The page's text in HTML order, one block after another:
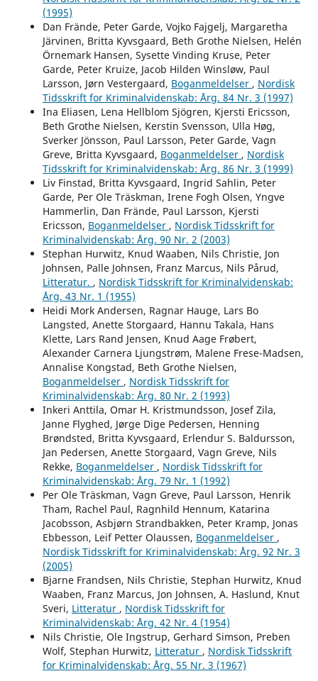
(1995)
Dan Frände, Peter Garde, Vojko Fajgelj, Margaretha
Järvinen, Britta Kyvsgaard, Beth Grothe Nielsen, Helén
Örnemark Hansen, Sysette Vinding Kruse, Peter
Garde, Peter Kruize, Jacob Hilden Winsløw, Paul
Larsson, Jørn Vestergaard, Boganmeldelser , Nordisk
Tidsskrift for Kriminalvidenskab: Årg. 84 Nr. 3 (1997)
Ina Eliasen, Lena Hellblom Sjögren, Kjersti Ericsson,
Beth Grothe Nielsen, Kerstin Svensson, Ulla Høg,
Sverker Jönsson, Paul Larsson, Peter Garde, Vagn
Greve, Britta Kyvsgaard, Boganmeldelser , Nordisk
Tidsskrift for Kriminalvidenskab: Årg. 86 Nr. 3 (1999)
Liv Finstad, Britta Kyvsgaard, Ingrid Sahlin, Peter
Garde, Per Ole Träskman, Irene Fogh Olsen, Yngve
Hammerlin, Dan Frände, Paul Larsson, Kjersti
Ericsson, Boganmeldelser , Nordisk Tidsskrift for
Kriminalvidenskab: Årg. 90 Nr. 2 (2003)
Stephan Hurwitz, Knud Waaben, Nils Christie, Jon
Johnsen, Palle Johnsen, Franz Marcus, Nils Pårud,
Litteratur. , Nordisk Tidsskrift for Kriminalvidenskab:
Årg. 43 Nr. 1 (1955)
Heidi Mork Andersen, Ragnar Hauge, Lars Bo
Langsted, Anette Storgaard, Hannu Takala, Hans
Klette, Lars Rand Jensen, Knud Aage Frøbert,
Alexander Carnera Ljungstrøm, Malene Frese-Madsen,
Annalise Kongstad, Beth Grothe Nielsen,
Boganmeldelser , Nordisk Tidsskrift for
Kriminalvidenskab: Årg. 80 Nr. 2 (1993)
Inkeri Anttila, Omar H. Kristmundsson, Josef Zila,
Janne Flyghed, Jørge Dige Pedersen, Henning
Brøndsted, Britta Kyvsgaard, Erlendur S. Baldursson,
Jan Pedersen, Anette Storgaard, Vagn Greve, Nils
Rekke, Boganmeldelser , Nordisk Tidsskrift for
Kriminalvidenskab: Årg. 79 Nr. 1 (1992)
Per Ole Träskman, Vagn Greve, Paul Larsson, Henrik
Tham, Rachel Paul, Ragnhild Hennum, Katarina
Jacobsson, Asbjørn Strandbakken, Peter Kramp, Jonas
Ebbesson, Leif Petter Olaussen, Boganmeldelser ,
Nordisk Tidsskrift for Kriminalvidenskab: Årg. 92 Nr. 3
(2005)
Bjarne Frandsen, Nils Christie, Stephan Hurwitz, Knud
Waaben, Franz Marcus, Jon Johnsen, A. Haslund, Knut
Sveri, Litteratur , Nordisk Tidsskrift for
Kriminalvidenskab: Årg. 42 Nr. 4 (1954)
Nils Christie, Ole Ingstrup, Gerhard Simson, Preben
Wolf, Stephan Hurwitz, Litteratur , Nordisk Tidsskrift
for Kriminalvidenskab: Årg. 55 Nr. 3 (1967)